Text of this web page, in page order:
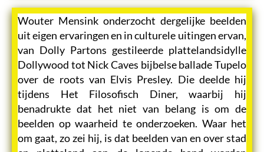
Wouter Mensink onderzocht dergelijke beelden
uit eigen ervaringen en in culturele uitingen ervan,
van Dolly Partons gestileerde plattelandsidylle
Dollywood tot Nick Caves bijbelse ballade Tupelo
over de roots van Elvis Presley. Die deelde hij
tijdens Het Filosofisch Diner, waarbij hij
benadrukte dat het niet van belang is om de
beelden op waarheid te onderzoeken. Waar het
om gaat, zo zei hij, is dat beelden van en over stad